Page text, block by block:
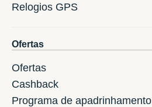
Relogios GPS
Ofertas
Ofertas
Cashback
Programa de apadrinhamento